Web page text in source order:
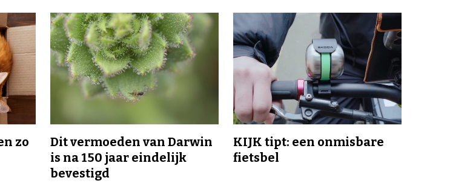
zo
Dit vermoeden van Darwin
is na 150 jaar eindelijk
bevestigd
KIJK tipt: een onmisbare
fietsbel